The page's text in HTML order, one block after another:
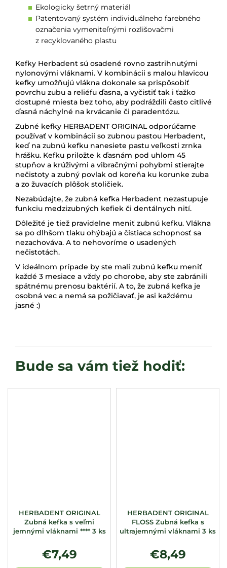
Ekologicky šetrný materiál
Patentovaný systém individuálneho farebného
označenia vymeniteľnými rozlišovačmi
z recyklovaného plastu
Kefky Herbadent sú osadené rovno zastrihnutými
nylonovými vláknami. V kombinácii s malou hlavicou
kefky umožňujú vlákna dokonale sa prispôsobiť
povrchu zubu a reliéfu ďasna, a vyčistiť tak i ťažko
dostupné miesta bez toho, aby podráždili často citlivé
ďasná náchylné na krvácanie či paradentózu.
Zubné kefky HERBADENT ORIGINAL odporúčame
používať v kombinácii so zubnou pastou Herbadent,
keď na zubnú kefku nanesiete pastu veľkosti zrnka
hrášku. Kefku priložte k ďasnám pod uhlom 45
stupňov a krúživými a vibračnými pohybmi stierajte
nečistoty a zubný povlak od koreňa ku korunke zuba
a zo žuvacích plôšok stoličiek.
Nezabúdajte, že zubná kefka Herbadent nezastupuje
funkciu medzizubných kefiek či dentálnych nití.
Dôležité je tiež pravidelne meniť zubnú kefku. Vlákna
sa po dlhšom tlaku ohýbajú a čistiaca schopnosť sa
nezachováva. A to nehovoríme o usadených
nečistotách.
V ideálnom prípade by ste mali zubnú kefku meniť
každé 3 mesiace a vždy po chorobe, aby ste zabránili
spätnému prenosu baktérií. A to, že zubná kefka je
osobná vec a nemá sa požičiavať, je asi každému
jasné :)
HERBADENT ORIGINAL
Zubná kefka s veľmi
jemnými vláknami **** 3 ks
€7,49
HERBADENT ORIGINAL
FLOSS Zubná kefka s
ultrajemnými vláknami 3 ks
€8,49